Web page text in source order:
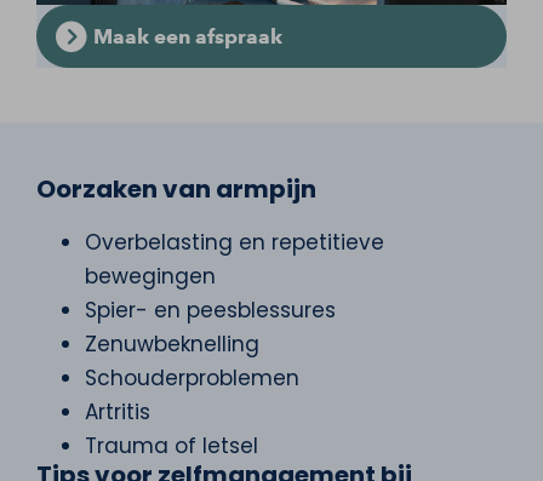
Maak een afspraak
Oorzaken van armpijn
Overbelasting en repetitieve
bewegingen
Spier- en peesblessures
Zenuwbeknelling
Schouderproblemen
Artritis
Trauma of letsel